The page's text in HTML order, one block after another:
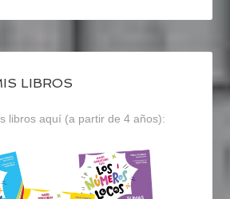
LIBROS
libros aquí (a partir de 4 años):